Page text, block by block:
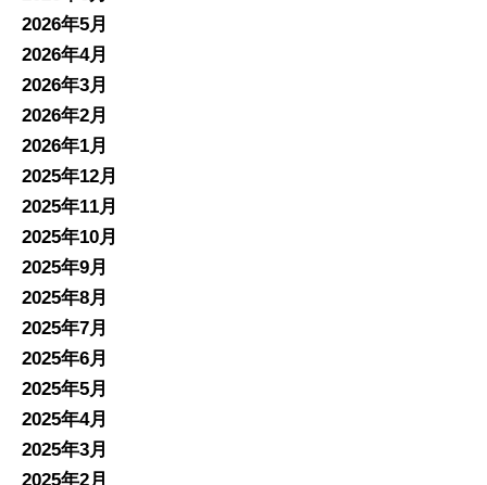
2026年5月
2026年4月
2026年3月
2026年2月
2026年1月
2025年12月
2025年11月
2025年10月
2025年9月
2025年8月
2025年7月
2025年6月
2025年5月
2025年4月
2025年3月
2025年2月